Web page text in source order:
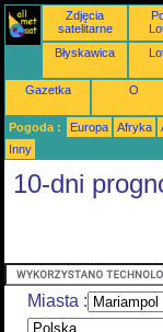
Zdjęcia
satelitarne
Błyskawica
Gazetka O
Pogoda : Europa Afryka
Inny
10-dni
Miasta :